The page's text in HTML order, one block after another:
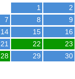
1
2
7 8
9
14 15
16
21 22
23
28 29
30